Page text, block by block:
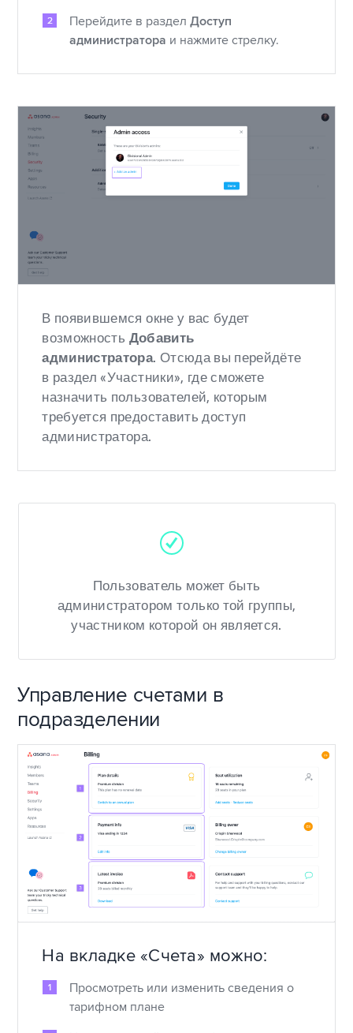
Перейдите в разделДоступ
администратора и нажмите стрелку.
В появившемся окне у вас будет
возможность Добавить
администратора. Отсюда вы перейдёте
в раздел «Участники», где сможете
назначить пользователей, которым
требуется предоставить доступ
администратора.
Пользователь может быть
администратором только той группы,
участником которой он является.
Управление счетами в
подразделении
На вкладке «Счета» можно:
Просмотреть или изменить сведения о
тарифном плане